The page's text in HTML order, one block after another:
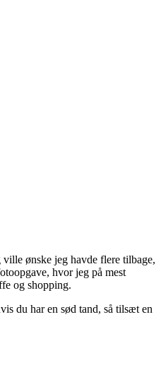
ønske jeg havde flere tilbage,
hvor jeg på mest
og shopping.
du har en sød tand, så tilsæt en